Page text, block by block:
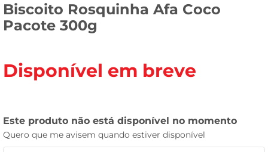
Biscoito Rosquinha Afa Coco
Pacote 300g
Disponível em breve
café
cerveja
vinho
leite pó